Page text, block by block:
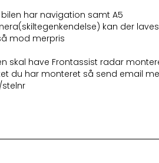
har navigation samt A5
kan der
mod merpris
skal have Frontassist radar
du har monteret så send email